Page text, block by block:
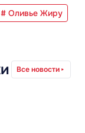
# Оливье Жиру
Все новости